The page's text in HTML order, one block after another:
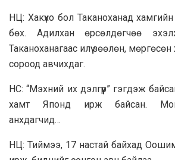
НЦ: Хакүхо бол Таканоханад
бөх. Адилхан өрсөлдөгчөө
Таканоханагаас илүү зөөлөн,
сороод авчихдаг.
НС: “Мэхний их дэлгүүр” гэгдэж
хамт Японд ирж байсан.
анхдагчид…
НЦ: Тиймээ, 17 настай байхад